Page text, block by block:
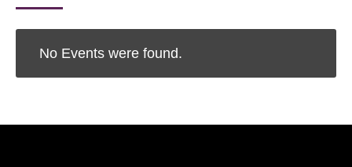
No Events were found.